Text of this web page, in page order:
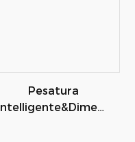
Pesatura
Intelligente&Dimens